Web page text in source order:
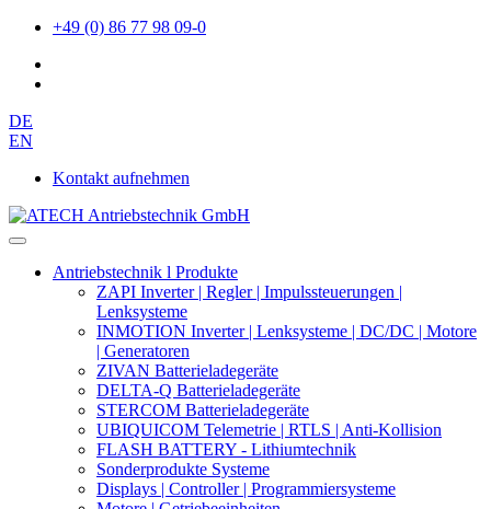
+49 (0) 86 77 98 09-0
DE
EN
Kontakt aufnehmen
Antriebstechnik l Produkte
ZAPI Inverter | Regler | Impulssteuerungen |
Lenksysteme
INMOTION Inverter | Lenksysteme | DC/DC | Motore
| Generatoren
ZIVAN Batterieladegeräte
DELTA-Q Batterieladegeräte
STERCOM Batterieladegeräte
UBIQUICOM Telemetrie | RTLS | Anti-Kollision
FLASH BATTERY - Lithiumtechnik
Sonderprodukte Systeme
Displays | Controller | Programmiersysteme